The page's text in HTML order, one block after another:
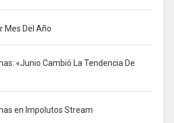
Mes Del Año
«Junio Cambió La Tendencia De
en Impolutos Stream